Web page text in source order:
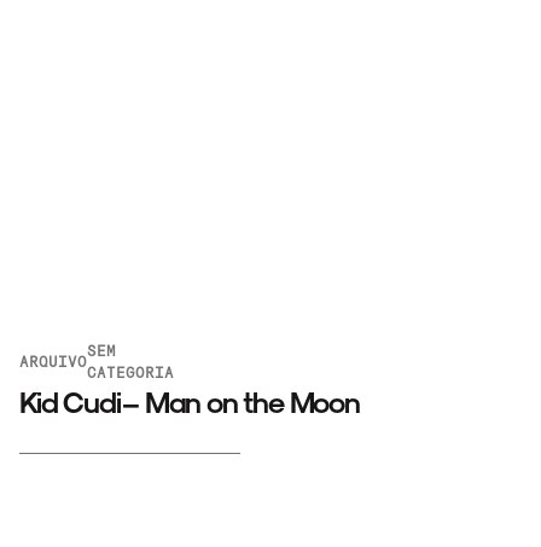
ARQUIVO
ARQUIVO
SEM
CATEGORIA
Kid Cudi – Man on the Moon